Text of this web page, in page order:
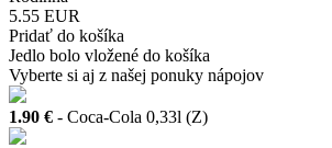
5.55 EUR
Pridať do košíka
Jedlo bolo vložené do košíka
Vyberte si aj z našej ponuky nápojov
1.90 € - Coca-Cola 0,33l (Z)